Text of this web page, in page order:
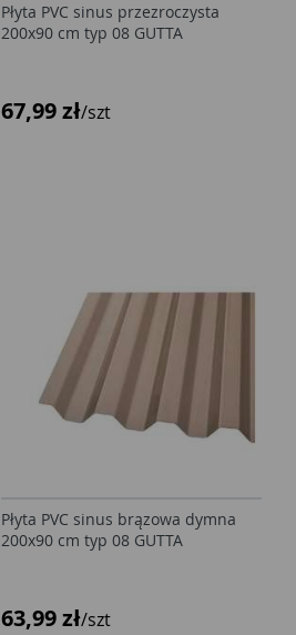
Płyta PVC sinus przezroczysta
200x90 cm typ 08 GUTTA
67,99 zł/szt
Płyta PVC sinus brązowa dymna
200x90 cm typ 08 GUTTA
63,99 zł/szt